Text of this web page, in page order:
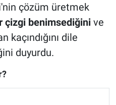
çözüm üretmek
çizgi benimsediğinive
dile
duyurdu.